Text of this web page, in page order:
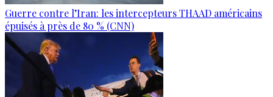
Guerre contre l’Iran: les intercepteurs THAAD américains
épuisés à près de 80 % (CNN)